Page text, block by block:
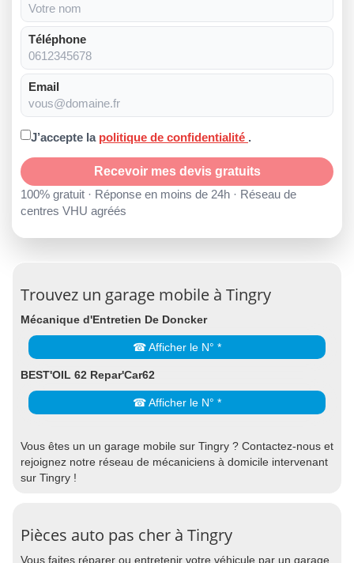
Téléphone
Email
J’accepte la politique de confidentialité .
Recevoir mes devis gratuits
100% gratuit · Réponse en moins de 24h · Réseau de
centres VHU agréés
Trouvez un garage mobile à Tingry
Mécanique d'Entretien De Doncker
☎ Afficher le N° *
BEST'OIL 62 Repar'Car62
☎ Afficher le N° *
Vous êtes un un garage mobile sur Tingry ? Contactez-nous et
rejoignez notre réseau de mécaniciens à domicile intervenant
sur Tingry !
Pièces auto pas cher à Tingry
Vous faites réparer ou entretenir votre véhicule par un garage